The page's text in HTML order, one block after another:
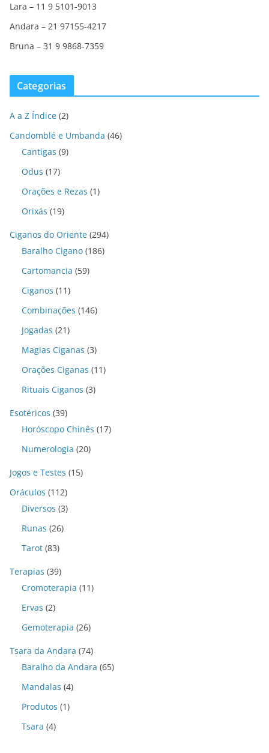
Lara – 11 9 5101-9013
Andara – 21 97155-4217
Bruna – 31 9 9868-7359
Categorias
A a Z Índice (2)
Candomblé e Umbanda (46)
Cantigas (9)
Odus (17)
Orações e Rezas (1)
Orixás (19)
Ciganos do Oriente (294)
Baralho Cigano (186)
Cartomancia (59)
Ciganos (11)
Combinações (146)
Jogadas (21)
Magias Ciganas (3)
Orações Ciganas (11)
Rituais Ciganos (3)
Esotéricos (39)
Horóscopo Chinês (17)
Numerologia (20)
Jogos e Testes (15)
Oráculos (112)
Diversos (3)
Runas (26)
Tarot (83)
Terapias (39)
Cromoterapia (11)
Ervas (2)
Gemoterapia (26)
Tsara da Andara (74)
Baralho da Andara (65)
Mandalas (4)
Produtos (1)
Tsara (4)